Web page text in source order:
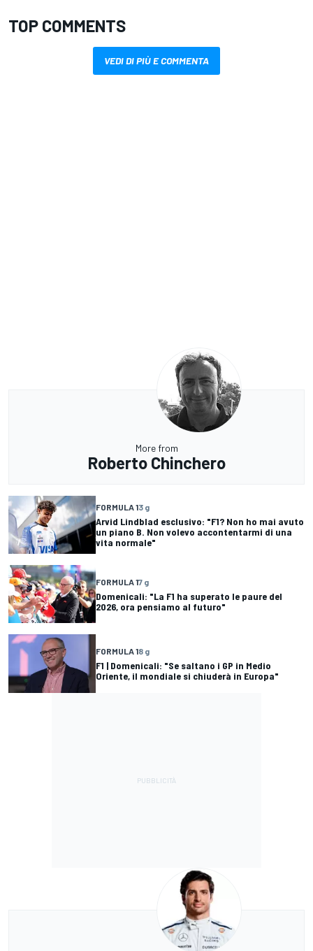
TOP COMMENTS
VEDI DI PIÙ E COMMENTA
More from
Roberto Chinchero
FORMULA 13 g
Arvid Lindblad esclusivo: "F1? Non ho mai avuto
un piano B. Non volevo accontentarmi di una
vita normale"
FORMULA 17 g
Domenicali: "La F1 ha superato le paure del
2026, ora pensiamo al futuro"
FORMULA 18 g
F1 | Domenicali: "Se saltano i GP in Medio
Oriente, il mondiale si chiuderà in Europa"